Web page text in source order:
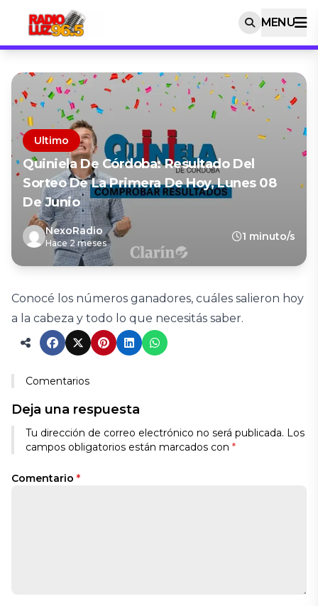
MENU
Ultimo
Quiniela De Córdoba: Resultado Del
Sorteo De La Primera De Hoy, Lunes 08
De Junio
NexoRadio
Hace 2 meses
1 minuto/s
Conocé los números ganadores, cuáles salieron hoy
a la cabeza y todo lo que necesitás saber.
Comentarios
Deja una respuesta
Tu dirección de correo electrónico no será publicada. Los
campos obligatorios están marcados con *
Comentario *